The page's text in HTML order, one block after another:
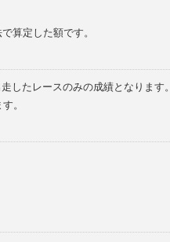
算定した額です。
したレースのみの成績となります。
。